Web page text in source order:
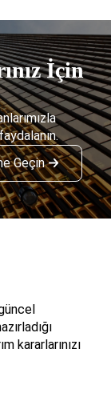
İçin
Geçin
kararlarınızı